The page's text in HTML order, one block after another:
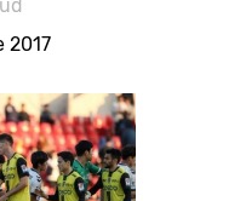
2017